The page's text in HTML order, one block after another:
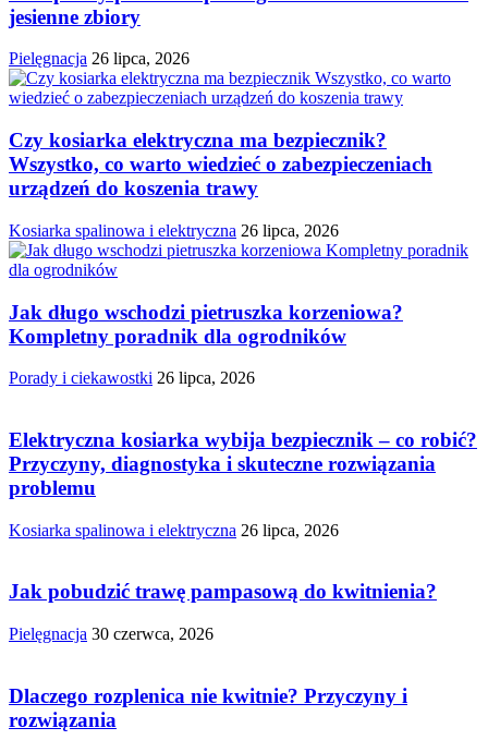
jesienne zbiory
Pielęgnacja 26 lipca, 2026
Czy kosiarka elektryczna ma bezpiecznik?
Wszystko, co warto wiedzieć o zabezpieczeniach
urządzeń do koszenia trawy
Kosiarka spalinowa i elektryczna 26 lipca, 2026
Jak długo wschodzi pietruszka korzeniowa?
Kompletny poradnik dla ogrodników
Porady i ciekawostki 26 lipca, 2026
Elektryczna kosiarka wybija bezpiecznik – co robić?
Przyczyny, diagnostyka i skuteczne rozwiązania
problemu
Kosiarka spalinowa i elektryczna 26 lipca, 2026
Jak pobudzić trawę pampasową do kwitnienia?
Pielęgnacja 30 czerwca, 2026
Dlaczego rozplenica nie kwitnie? Przyczyny i
rozwiązania